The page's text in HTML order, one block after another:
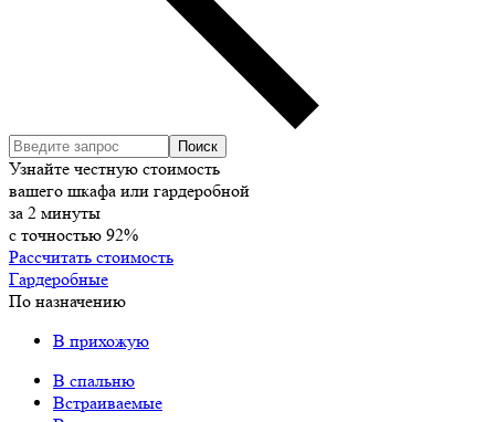
Узнайте честную стоимость
вашего шкафа или гардеробной
за 2 минуты
с точностью 92%
Рассчитать стоимость
Гардеробные
По назначению
В прихожую
В спальню
Встраиваемые